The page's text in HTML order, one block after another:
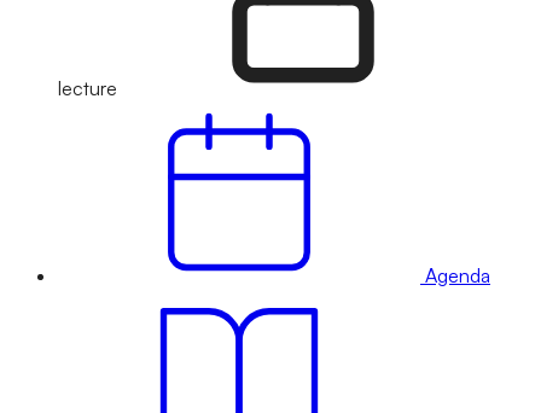
lecture
Agenda